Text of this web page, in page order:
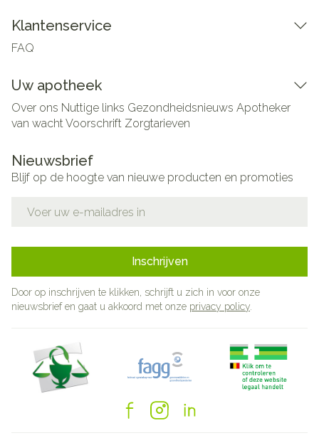
Klantenservice
FAQ
Uw apotheek
Over ons Nuttige links Gezondheidsnieuws Apotheker
van wachtVoorschrift Zorgtarieven
Nieuwsbrief
Blijf op de hoogte van nieuwe producten en promoties
Inschrijven
Door op inschrijven te klikken, schrijft u zich in voor onze
nieuwsbrief en gaat u akkoord met onze privacy policy